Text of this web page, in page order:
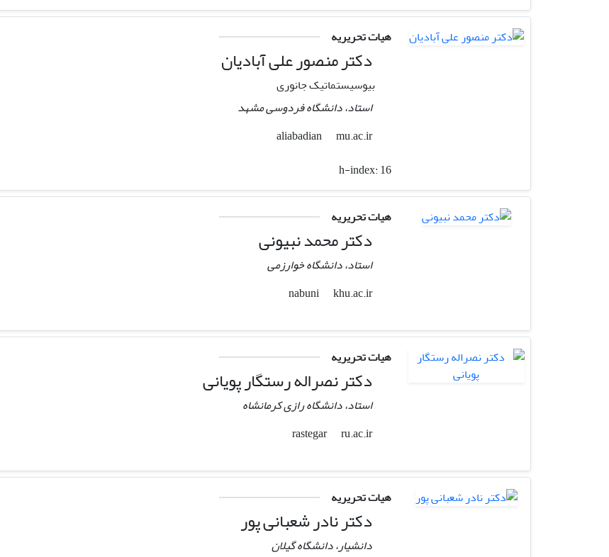
هیات تحریریه
دکتر منصور علی آبادیان
بیوسیستماتیک جانوری
استاد، دانشگاه فردوسی مشهد
aliabadian
mu.ac.ir
h-index:16
هیات تحریریه
دکتر محمد نبیونی
استاد، دانشگاه خوارزمی
nabuni
khu.ac.ir
هیات تحریریه
دکتر نصراله رستگار پویانی
استاد، دانشگاه رازی کرمانشاه
rastegar
ru.ac.ir
هیات تحریریه
دکتر نادر شعبانی پور
دانشیار، دانشگاه گیلان